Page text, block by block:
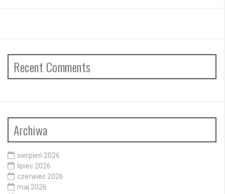
Recent Comments
Archiwa
sierpień 2026
lipiec 2026
czerwiec 2026
maj 2026